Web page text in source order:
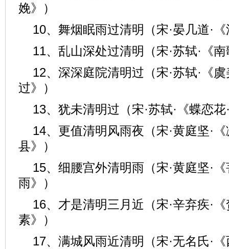
娩》）
10、舞烟眠雨过清明（宋·晏几道·
11、乱山深处过清明（宋·苏轼·《
12、深深庭院清明过（宋·苏轼·《
过》）
13、犹未清明过（宋·苏轼·《蝶恋
14、更值清明风雨夜（宋·黄庭坚·
县》）
15、细腰宫外清明雨（宋·黄庭坚·
雨》）
16、才是清明三月近（宋·辛弃疾·
素》）
17、满城风雨近清明（宋·无名氏·